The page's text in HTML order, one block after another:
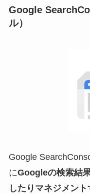
Google
ル）
Google
にGoogleの検索結
したりマネジメン